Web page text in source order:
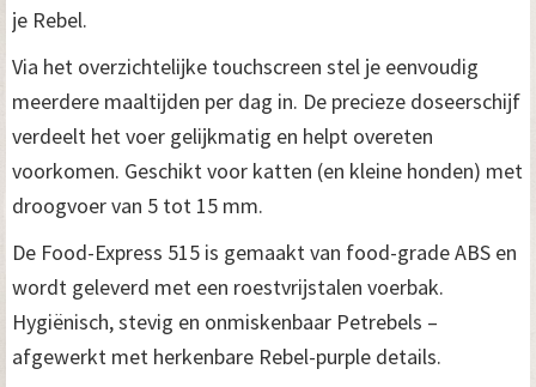
je Rebel.
Via het overzichtelijke touchscreen stel je eenvoudig
meerdere maaltijden per dag in. De precieze doseerschijf
verdeelt het voer gelijkmatig en helpt overeten
voorkomen. Geschikt voor katten (en kleine honden) met
droogvoer van 5 tot 15 mm.
De Food-Express 515 is gemaakt van food-grade ABS en
wordt geleverd met een roestvrijstalen voerbak.
Hygiënisch, stevig en onmiskenbaar Petrebels –
afgewerkt met herkenbare Rebel-purple details.